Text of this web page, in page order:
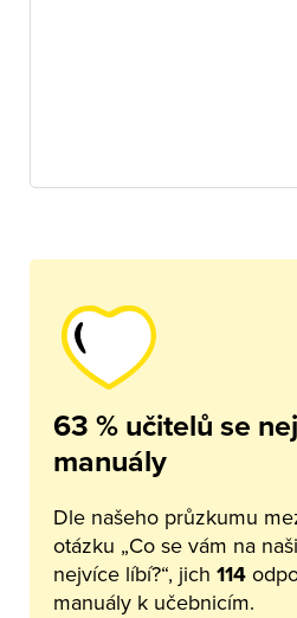
63 % učitelů se
manuály
Dle našeho průzkumu
otázku „Co se vám na
nejvíce líbí?“, jich 114
manuály k učebnicím.